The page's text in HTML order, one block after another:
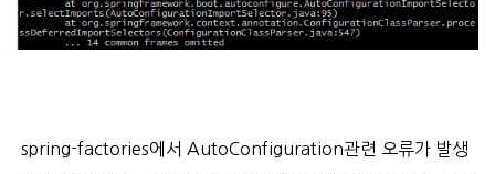
spring-factories에서 AutoConfiguration관련 오류가 발생